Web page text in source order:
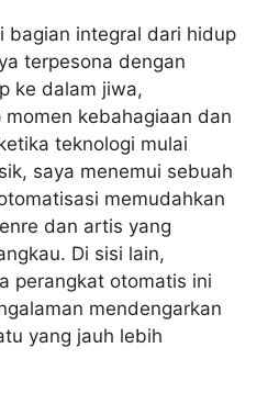
bagian integral dari hidup
terpesona dengan
ke dalam jiwa,
kebahagiaan dan
teknologi mulai
saya menemui sebuah
memudahkan
dan artis yang
Di sisi lain,
perangkat otomatis ini
mendengarkan
yang jauh lebih